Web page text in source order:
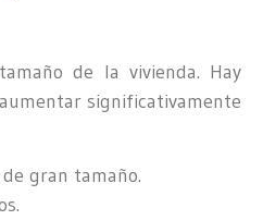
de la vivienda. Hay
significativamente
gran tamaño.